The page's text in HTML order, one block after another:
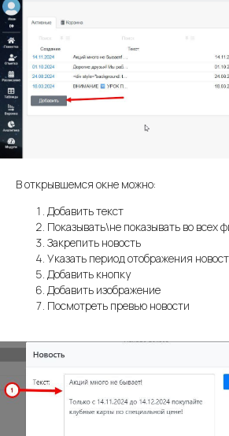
В открывшемся окне можно:
Добавить текст
Показывать\не показывать во всех
Закрепить новость
Указать период отображения
Добавить кнопку
Добавить изображение
Посмотреть превью новости